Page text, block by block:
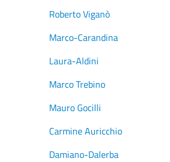
Roberto Viganò
Marco-Carandina
Laura-Aldini
Marco Trebino
Mauro Gocilli
Carmine Auricchio
Damiano-Dalerba